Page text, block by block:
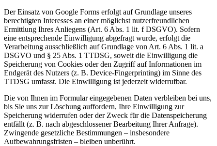
Der Einsatz von Google Forms erfolgt auf Grundlage unseres
berechtigten Interesses an einer möglichst nutzerfreundlichen
Ermittlung Ihres Anliegens (Art. 6 Abs. 1 lit. f DSGVO). Sofern
eine entsprechende Einwilligung abgefragt wurde, erfolgt die
Verarbeitung ausschließlich auf Grundlage von Art. 6 Abs. 1 lit. a
DSGVO und § 25 Abs. 1 TTDSG, soweit die Einwilligung die
Speicherung von Cookies oder den Zugriff auf Informationen im
Endgerät des Nutzers (z. B. Device-Fingerprinting) im Sinne des
TTDSG umfasst. Die Einwilligung ist jederzeit widerrufbar.
Die von Ihnen im Formular eingegebenen Daten verbleiben bei uns,
bis Sie uns zur Löschung auffordern, Ihre Einwilligung zur
Speicherung widerrufen oder der Zweck für die Datenspeicherung
entfällt (z. B. nach abgeschlossener Bearbeitung Ihrer Anfrage).
Zwingende gesetzliche Bestimmungen – insbesondere
Aufbewahrungsfristen – bleiben unberührt.